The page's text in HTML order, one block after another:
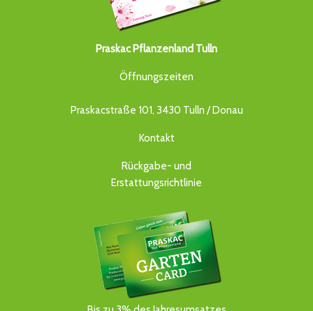
Praskac Pflanzenland Tulln
Öffnungszeiten
Praskacstraße 101, 3430 Tulln / Donau
Kontakt
Rückgabe- und
Erstattungsrichtlinie